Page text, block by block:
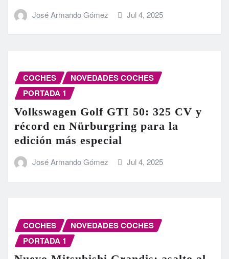
José Armando Gómez Jul 4, 2025
COCHES
NOVEDADES COCHES
PORTADA 1
Volkswagen Golf GTI 50: 325 CV y
récord en Nürburgring para la
edición más especial
José Armando Gómez Jul 4, 2025
COCHES
NOVEDADES COCHES
PORTADA 1